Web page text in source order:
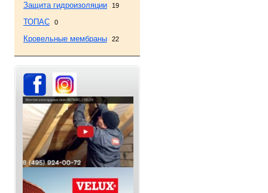
Защита гидроизоляции 19
ТОПАС 0
Кровельные мембраны 22